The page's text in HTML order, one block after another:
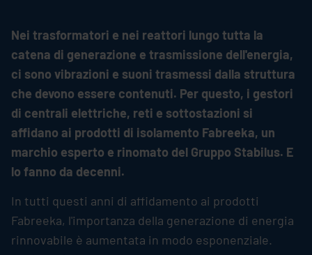
Nei trasformatori e nei reattori lungo tutta la
catena di generazione e trasmissione dell'energia,
ci sono vibrazioni e suoni trasmessi dalla struttura
che devono essere contenuti. Per questo, i gestori
di centrali elettriche, reti e sottostazioni si
affidano ai prodotti di isolamento Fabreeka, un
marchio esperto e rinomato del Gruppo Stabilus. E
lo fanno da decenni.
In tutti questi anni di affidamento ai prodotti
Fabreeka, l'importanza della generazione di energia
rinnovabile è aumentata in modo esponenziale.